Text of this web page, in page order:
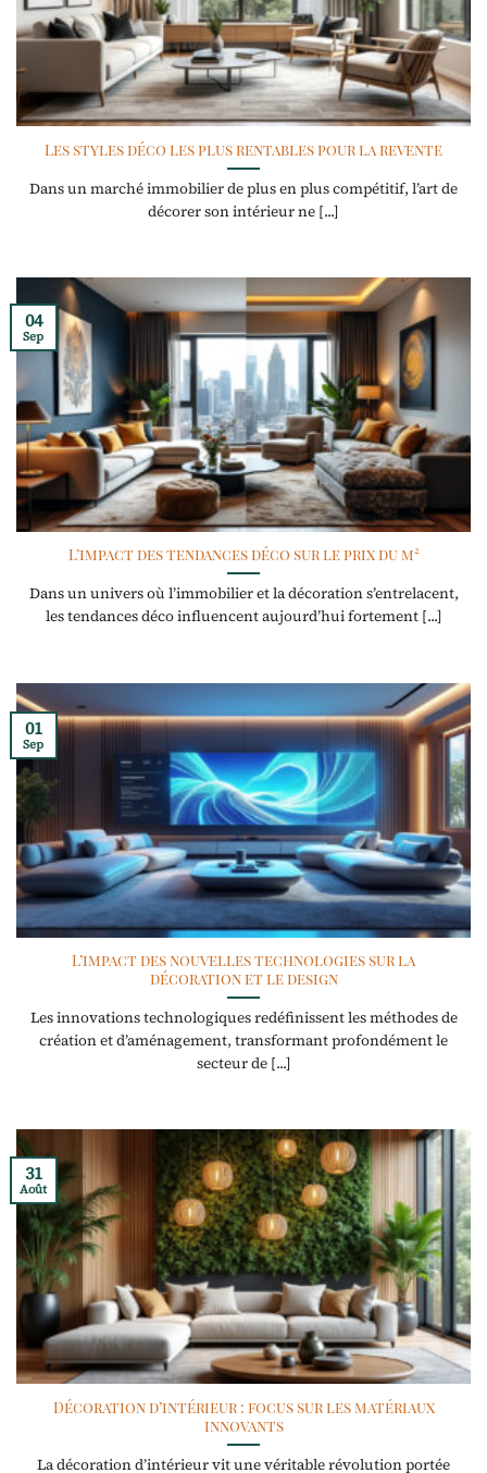
Les styles déco les plus rentables pour la revente
Dans un marché immobilier de plus en plus compétitif, l’art de
décorer son intérieur ne [...]
L’impact des tendances déco sur le prix du m²
Dans un univers où l’immobilier et la décoration s’entrelacent,
les tendances déco influencent aujourd’hui fortement [...]
04
Sep
L’impact des nouvelles technologies sur la
décoration et le design
Les innovations technologiques redéfinissent les méthodes de
création et d’aménagement, transformant profondément le
secteur de [...]
01
Sep
Décoration d’intérieur : focus sur les matériaux
innovants
La décoration d’intérieur vit une véritable révolution portée
31
Août